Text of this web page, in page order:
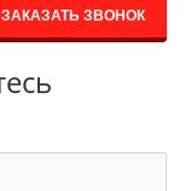
ЗАКАЗАТЬ ЗВОНОК